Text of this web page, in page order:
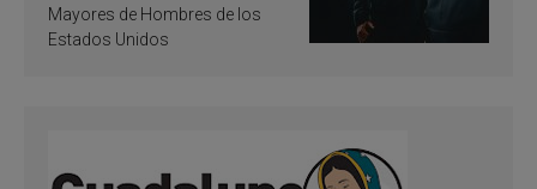
Mayores de Hombres de los
Estados Unidos